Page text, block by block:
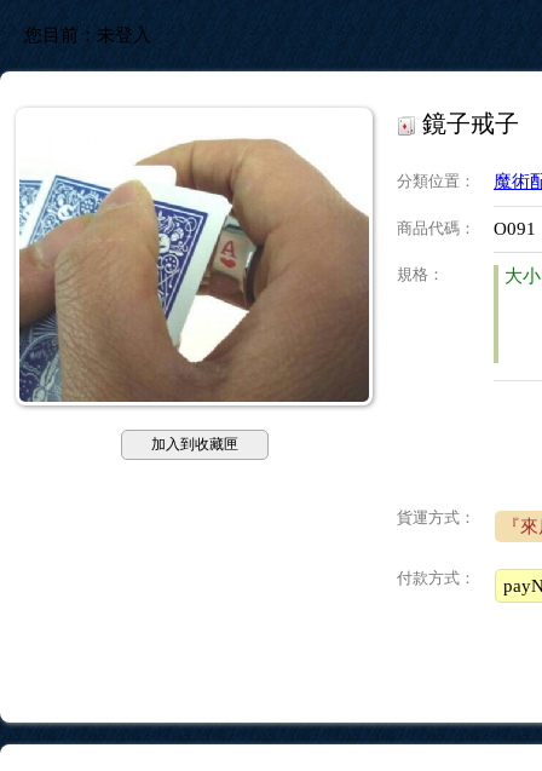
您目前： 未登入
加入到收藏匣
鏡子戒子
分類位置 ： 魔術
商品代碼 ： O091
規格 ： 大
貨運方式： 『
付款方式：